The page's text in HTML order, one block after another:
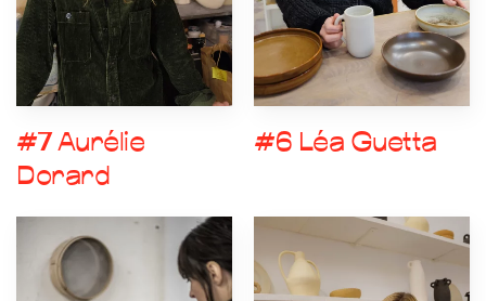
#7 Aurélie
Dorard
#6 Léa Guetta